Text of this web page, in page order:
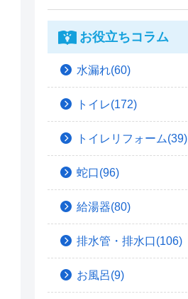
お役立ちコラム
水漏れ(60)
トイレ(172)
トイレリフォーム(39)
蛇口(96)
給湯器(80)
排水管・排水口(106)
お風呂(9)